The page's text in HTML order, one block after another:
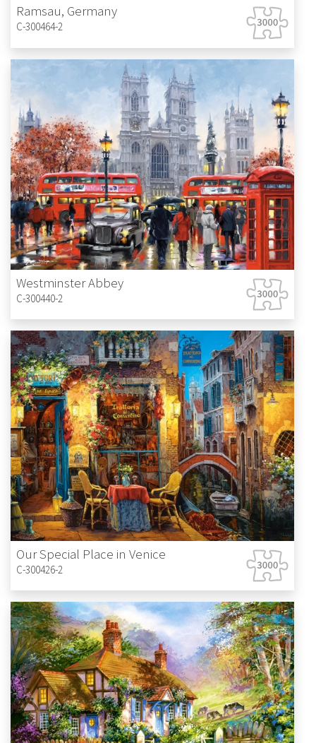
Ramsau, Germany
C-300464-2
Westminster Abbey
C-300440-2
Our Special Place in Venice
C-300426-2